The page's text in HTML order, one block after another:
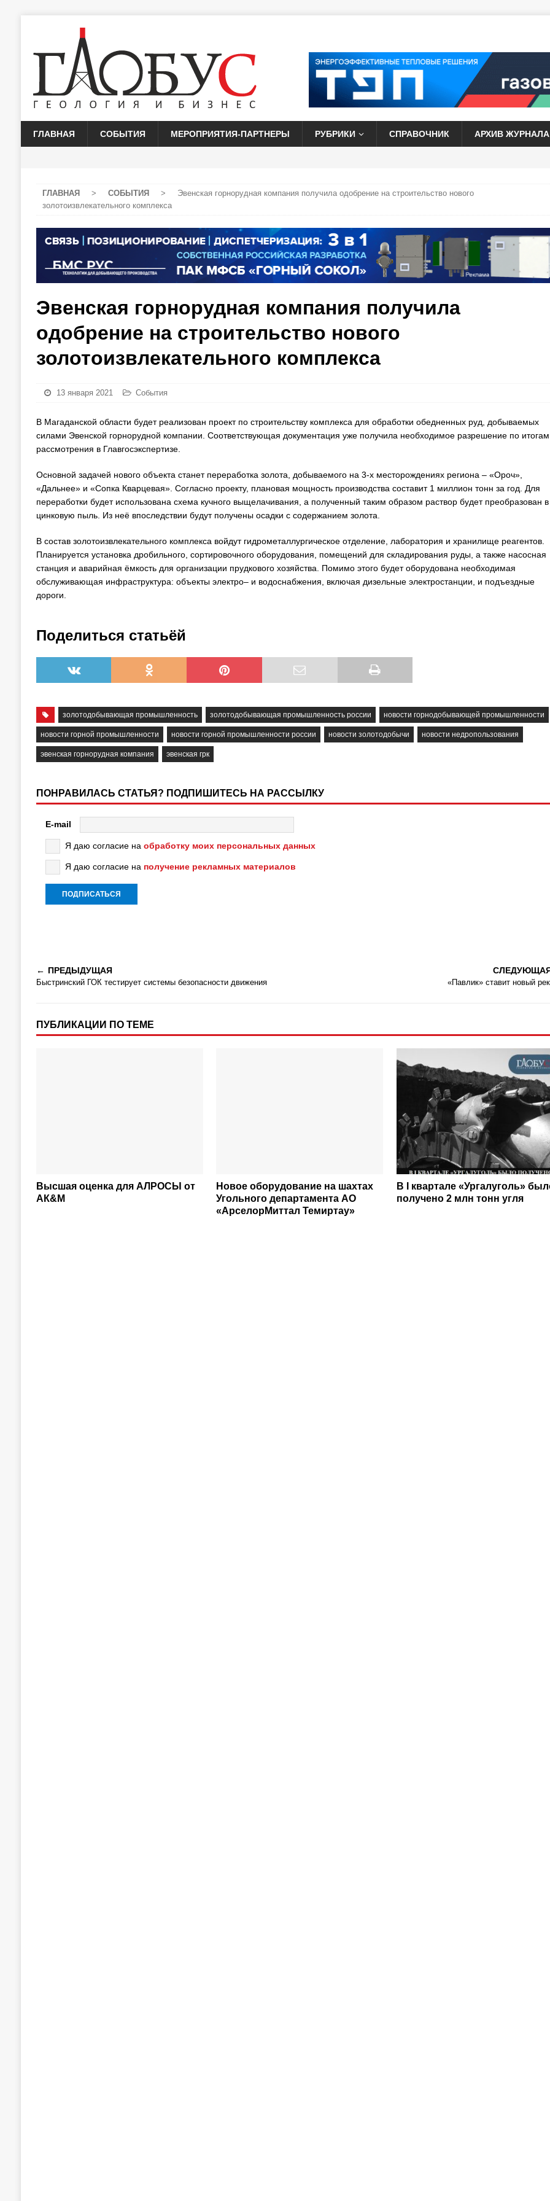
ГЛАВНАЯ СОБЫТИЯ МЕРОПРИЯТИЯ-ПАРТНЕРЫ РУБРИКИ СПРАВОЧНИК АРХИВ ЖУРНАЛА
ГЛАВНАЯ > СОБЫТИЯ >
Эвенская горнорудная компания получила одобрение на строительство нового
золотоизвлекательного комплекса
Эвенская горнорудная компания получила
одобрение на строительство нового
золотоизвлекательного комплекса
13 января 2021 События
В Магаданской области будет реализован проект по строительству комплекса для обработки обедненных руд, добываемых
силами Эвенской горнорудной компании. Соответствующая документация уже получила необходимое разрешение по итогам
рассмотрения в Главгосэкспертизе.
Основной задачей нового объекта станет переработка золота, добываемого на 3-х месторождениях региона – «Ороч»,
«Дальнее» и «Сопка Кварцевая». Согласно проекту, плановая мощность производства составит 1 миллион тонн за год. Для
переработки будет использована схема кучного выщелачивания, а полученный таким образом раствор будет преобразован в
цинковую пыль. Из неё впоследствии будут получены осадки с содержанием золота.
В состав золотоизвлекательного комплекса войдут гидрометаллургическое отделение, лаборатория и хранилище реагентов.
Планируется установка дробильного, сортировочного оборудования, помещений для складирования руды, а также насосная
станция и аварийная ёмкость для организации прудкового хозяйства. Помимо этого будет оборудована необходимая
обслуживающая инфраструктура: объекты электро– и водоснабжения, включая дизельные электростанции, и подъездные
дороги.
Поделиться статьёй
золотодобывающая промышленность золотодобывающая промышленность россии новости горнодобывающей промышленности
новости горной промышленности новости горной промышленности россии новости золотодобычи новости недропользования
эвенская горнорудная компания эвенская грк
ПОНРАВИЛАСЬ СТАТЬЯ? ПОДПИШИТЕСЬ НА РАССЫЛКУ
E-mail
Я даю согласие на обработку моих персональных данных
Я даю согласие на получение рекламных материалов
ПРЕДЫДУЩАЯ
Быстринский ГОК тестирует системы безопасности движения «Павлик» ставит новый
ПУБЛИКАЦИИ ПО ТЕМЕ
Высшая оценка для АЛРОСЫ от
АК&М
Новое оборудование на шахтах
Угольного департамента АО
«АрселорМиттал Темиртау»
В I квартале «Ургалуголь»
получено 2 млн тонн угля